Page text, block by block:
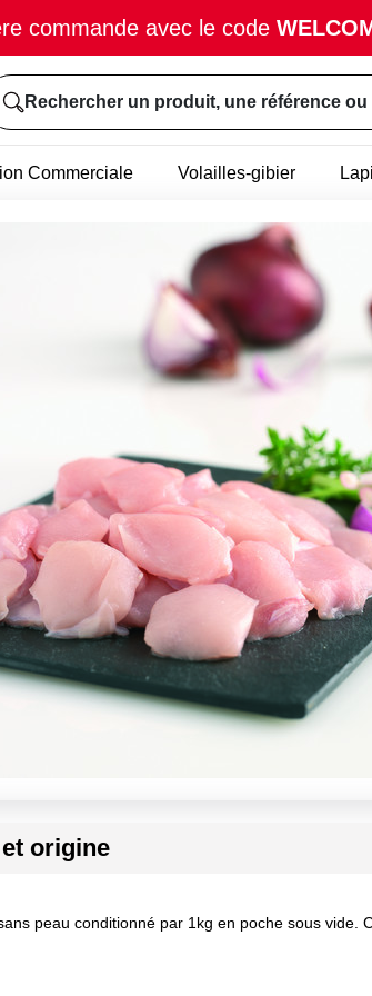
commande avec le code
Rechercher un produit, une référence ou
Commerciale Volailles-gibier
origine
peau conditionné par 1kg en poche sous vide.